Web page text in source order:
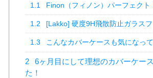
1.1 Finon（フィノン）パーフェクト
1.2 [Lakko] 硬度9H飛散防止ガラス
1.3 こんなカバーケースも気になっ
2
6ヶ月目にして理想のカバーケー
た！